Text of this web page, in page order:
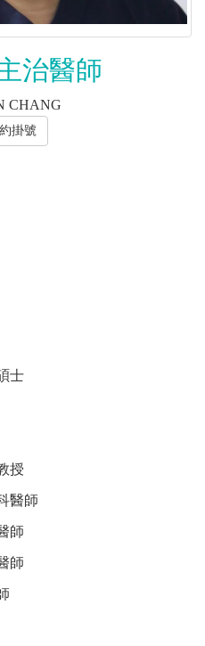
治醫師
CHANG
掛號
士
授
醫師
師
師